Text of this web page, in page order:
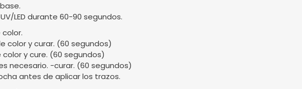
LED durante 60-90 segundos.
color y curar. (60 segundos)
y cure. (60 segundos)
necesario. -curar. (60 segundos)
antes de aplicar los trazos.